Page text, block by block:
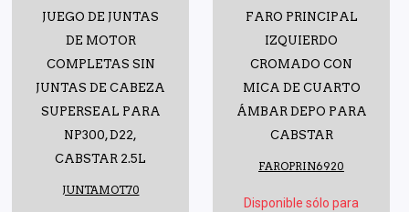
JUEGO DE JUNTAS
DE MOTOR
COMPLETAS SIN
JUNTAS DE CABEZA
SUPERSEAL PARA
NP300, D22,
CABSTAR 2.5L
JUNTAMOT70
FARO PRINCIPAL
IZQUIERDO
CROMADO CON
MICA DE CUARTO
ÁMBAR DEPO PARA
CABSTAR
FAROPRIN6920
Disponible sólo para